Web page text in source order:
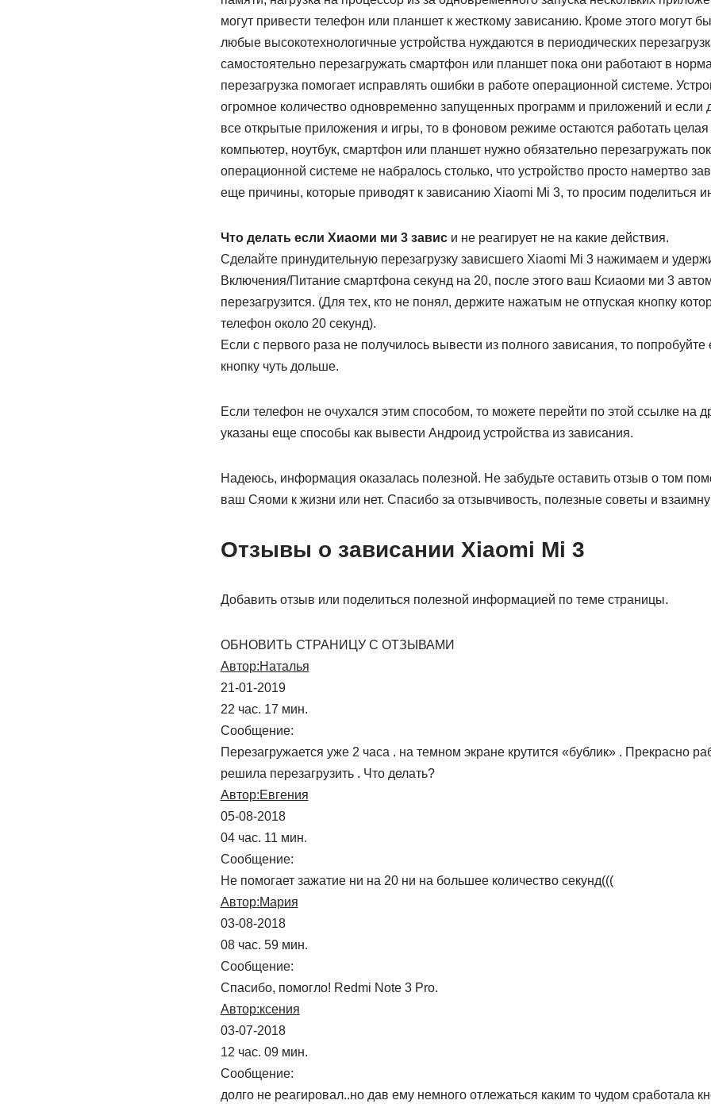
могут привести телефон или планшет к жесткому зависанию. Кроме этого могут
любые высокотехнологичные устройства нуждаются в периодических
самостоятельно перезагружать смартфон или планшет пока они работают в
перезагрузка помогает исправлять ошибки в работе операционной системе.
огромное количество одновременно запущенных программ и приложений и
все открытые приложения и игры, то в фоновом режиме остаются работать
компьютер, ноутбук, смартфон или планшет нужно обязательно перезагружать
операционной системе не набралось столько, что устройство просто намертво
еще причины, которые приводят к зависанию Xiaomi Mi 3, то просим поделиться
Что делать если Хиаоми ми 3 зависи не реагирует не на какие действия.
Сделайте принудительную перезагрузку зависшего Xiaomi Mi 3 нажимаем и
Включения/Питание смартфона секунд на 20, после этого ваш Ксиаоми ми 3
перезагрузится. (Для тех, кто не понял, держите нажатым не отпуская кнопку
телефон около 20 секунд).
Если с первого раза не получилось вывести из полного зависания, то
кнопку чуть дольше.
Если телефон не очухался этим способом, то можете перейти по этой ссылке на
указаны еще способы как вывести Андроид устройства из зависания.
Надеюсь, информация оказалась полезной. Не забудьте оставить отзыв о том
ваш Сяоми к жизни или нет. Спасибо за отзывчивость, полезные советы и
Отзывы о зависании Xiaomi Mi 3
Добавить отзыв или поделиться полезной информацией по теме страницы.
ОБНОВИТЬ СТРАНИЦУ С ОТЗЫВАМИ
Автор:Наталья
21-01-2019
22 час. 17 мин.
Сообщение:
Перезагружается уже 2 часа . на темном экране крутится «бублик» . Прекрасно
решила перезагрузить . Что делать?
Автор:Евгения
05-08-2018
04 час. 11 мин.
Сообщение:
Не помогает зажатие ни на 20 ни на большее количество секунд(((
Автор:Мария
03-08-2018
08 час. 59 мин.
Сообщение:
Спасибо, помогло! Redmi Note 3 Pro.
Автор:ксения
03-07-2018
12 час. 09 мин.
Сообщение:
долго не реагировал..но дав ему немного отлежаться каким то чудом сработала